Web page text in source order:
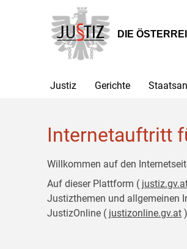
Hauptnavigation
[1]
Inhalt
[2]
DIE
Justiz Gerichte
Internetauftritt
Willkommen auf den
Auf dieser Plattform (
Justizthemen und allgemeinen
JustizOnline ( justizonline.gv.at